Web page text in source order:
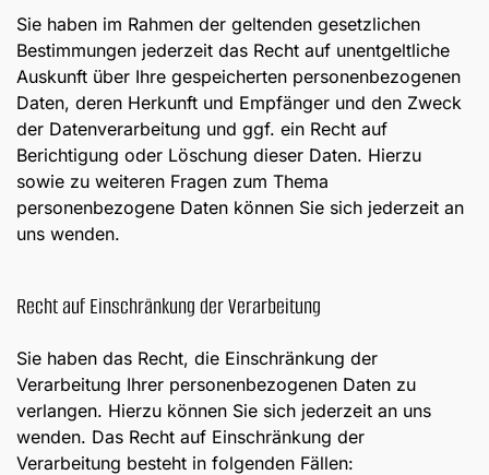
Sie haben im Rahmen der geltenden gesetzlichen
Bestimmungen jederzeit das Recht auf unentgeltliche
Auskunft über Ihre gespeicherten personenbezogenen
Daten, deren Herkunft und Empfänger und den Zweck
der Datenverarbeitung und ggf. ein Recht auf
Berichtigung oder Löschung dieser Daten. Hierzu
sowie zu weiteren Fragen zum Thema
personenbezogene Daten können Sie sich jederzeit an
uns wenden.
Recht auf Einschränkung der Verarbeitung
Sie haben das Recht, die Einschränkung der
Verarbeitung Ihrer personenbezogenen Daten zu
verlangen. Hierzu können Sie sich jederzeit an uns
wenden. Das Recht auf Einschränkung der
Verarbeitung besteht in folgenden Fällen: